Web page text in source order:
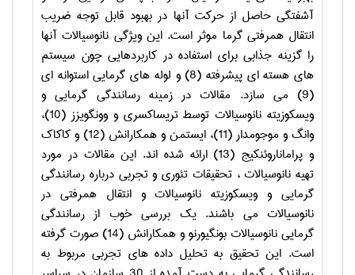
آشفتگی حاصل از حرکت آنها در بهبود قابل توجه ضریب
انتقال همرفتی گرما موثر است. این ویژگی نانوسیالات آنها
را گزینه جذابی برای استفاده در کاربردهایی چون سیستم
های هسته ای پیشرفته (8) و لوله های گرمایی استوانه ای
(9) می سازد. مقالات در زمینه رسانندگی گرمایی و
ویسکوزیته نانوسیالات توسط تریساکسری و وونگویزز (10)،
وانگ و موجومدار (11)، ایستمن و همکارانش (12) و کاکاک
و پراماناروئنکیج (13) ارائه شده اند. این مقالات در مورد
تهیه نانوسیالات ، تحقیقات تئوری و تجربی درباره رسانندگی
گرمایی و ویسکوزیته نانوسیالات و انتقال همرفتی در
نانوسیالات می باشند. یک بررسی خوب از رسانندگی
گرمایی نانوسیالات بونگیورنو و همکارانش (14) صورت گرفته
است. این تحقیق به تحلیل داده های تجربی مربوط به